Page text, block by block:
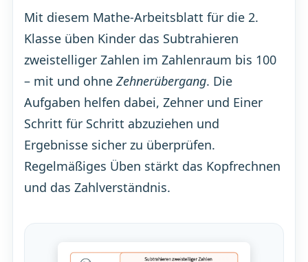
Mit diesem Mathe-Arbeitsblatt für die 2.
Klasse üben Kinder das Subtrahieren
zweistelliger Zahlen im Zahlenraum bis 100
– mit und ohne Zehnerübergang. Die
Aufgaben helfen dabei, Zehner und Einer
Schritt für Schritt abzuziehen und
Ergebnisse sicher zu überprüfen.
Regelmäßiges Üben stärkt das Kopfrechnen
und das Zahlverständnis.